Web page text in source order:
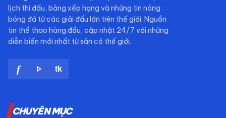
lịch thi đấu, bảng xếp hạng và những tin nóng
bóng đá từ các giải đấu lớn trên thế giới. Nguồn
tin thể thao hàng đầu, cập nhật 24/7 với những
diễn biến mới nhất từ sân cỏ thế giới.
f play_arrow tk
CHUYÊN MỤC